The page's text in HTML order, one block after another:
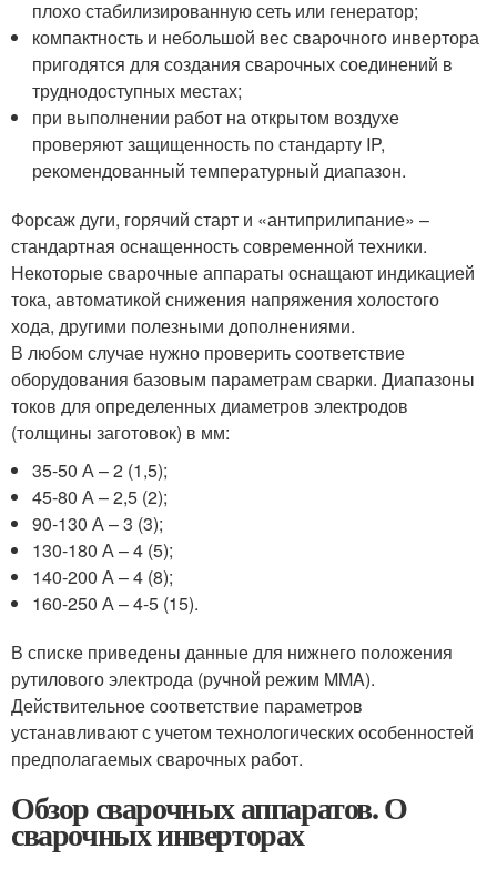
плохо стабилизированную сеть или генератор;
компактность и небольшой вес сварочного инвертора
пригодятся для создания сварочных соединений в
труднодоступных местах;
при выполнении работ на открытом воздухе
проверяют защищенность по стандарту IP,
рекомендованный температурный диапазон.
Форсаж дуги, горячий старт и «антиприлипание» –
стандартная оснащенность современной техники.
Некоторые сварочные аппараты оснащают индикацией
тока, автоматикой снижения напряжения холостого
хода, другими полезными дополнениями.
В любом случае нужно проверить соответствие
оборудования базовым параметрам сварки. Диапазоны
токов для определенных диаметров электродов
(толщины заготовок) в мм:
35-50 А – 2 (1,5);
45-80 А – 2,5 (2);
90-130 А – 3 (3);
130-180 А – 4 (5);
140-200 А – 4 (8);
160-250 А – 4-5 (15).
В списке приведены данные для нижнего положения
рутилового электрода (ручной режим MMA).
Действительное соответствие параметров
устанавливают с учетом технологических особенностей
предполагаемых сварочных работ.
Обзор сварочных аппаратов. О
сварочных инверторах